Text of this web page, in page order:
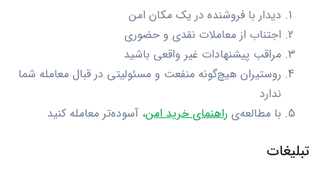
دیدار با فروشنده در یک مکان امن
اجتناب از معاملات نقدی و حضوری
مراقب پیشنهادات غیر واقعی باشید
روستیران هیچ‌گونه منفعت و مسئولیتی در قبال معامله شما
ندارد
با مطالعه‌ی راهنمای خرید امن، آسوده‌تر معامله کنید
تبلیغات